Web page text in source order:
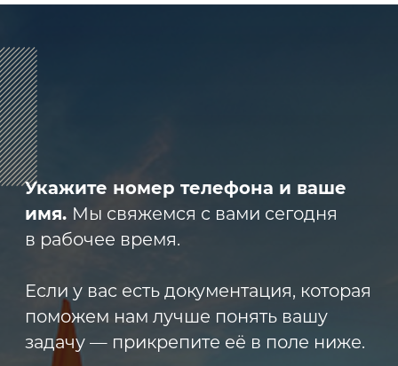
ООО «АРМЕТ РУС» Юридический адрес:
ул. 2-я Брянская, д.34А, офис 401
ИНН 2466160772 КПП 246601001 ОГРН
1152468015391
2023 © ARMET GROUP
Эксклюзивный представитель
завода